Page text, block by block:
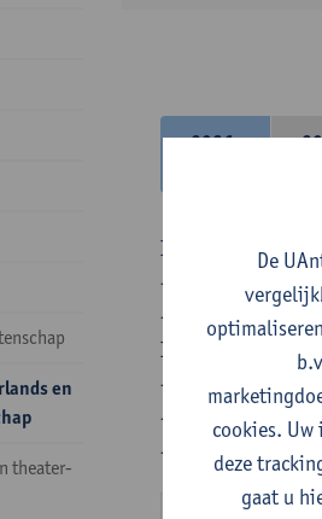
en
theater-
2026-
In de
- Optie A : je kiest
- Optie B: je kiest
In de
- 1 verplicht
- 24 of 30
- 24 of 30
De
cookies.
deze
gaat u